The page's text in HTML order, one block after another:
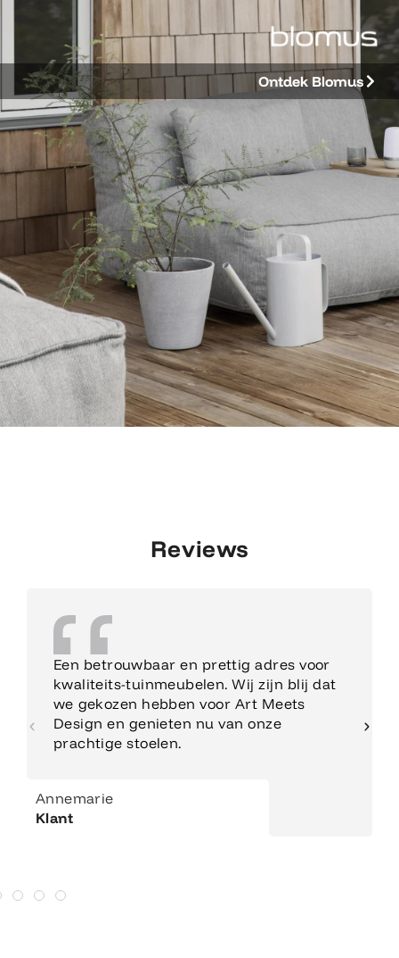
Ontdek Blomus
Reviews
Een betrouwbaar en prettig adres voor
kwaliteits-tuinmeubelen. Wij zijn blij dat
we gekozen hebben voor Art Meets
Design en genieten nu van onze
prachtige stoelen.
Annemarie
Klant